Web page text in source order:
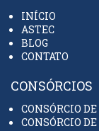
INÍCIO
ASTEC
BLOG
CONTATO
CONSÓRCIOS
CONSÓRCIO
CONSÓRCIO